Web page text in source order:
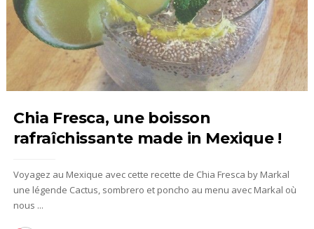
Chia Fresca, une boisson
rafraîchissante made in Mexique !
Voyagez au Mexique avec cette recette de Chia Fresca by Markal
une légende Cactus, sombrero et poncho au menu avec Markal où
nous ...